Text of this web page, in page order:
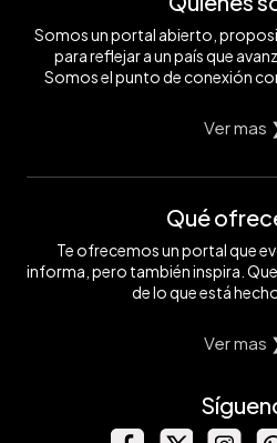
Somos un portal abierto,
para reflejar a un país que
Somos el punto de conexión
Ver mas
Qué
Te ofrecemos un portal que
informa, pero también inspira.
de lo que está
Ver mas